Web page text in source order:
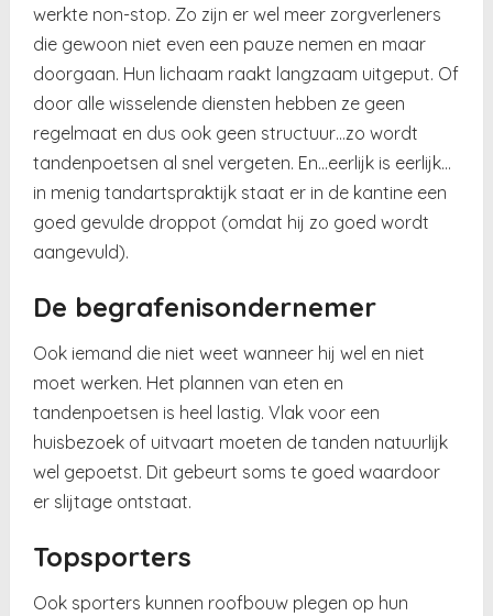
werkte non-stop. Zo zijn er wel meer zorgverleners
die gewoon niet even een pauze nemen en maar
doorgaan. Hun lichaam raakt langzaam uitgeput. Of
door alle wisselende diensten hebben ze geen
regelmaat en dus ook geen structuur…zo wordt
tandenpoetsen al snel vergeten. En…eerlijk is eerlijk…
in menig tandartspraktijk staat er in de kantine een
goed gevulde droppot (omdat hij zo goed wordt
aangevuld).
De begrafenisondernemer
Ook iemand die niet weet wanneer hij wel en niet
moet werken. Het plannen van eten en
tandenpoetsen is heel lastig. Vlak voor een
huisbezoek of uitvaart moeten de tanden natuurlijk
wel gepoetst. Dit gebeurt soms te goed waardoor
er slijtage ontstaat.
Topsporters
Ook sporters kunnen roofbouw plegen op hun